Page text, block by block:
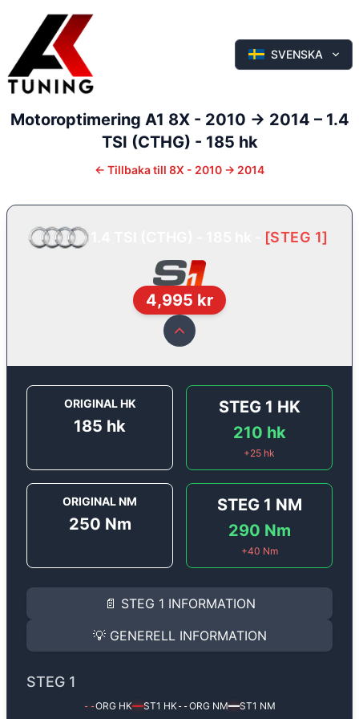
SVENSKA
Motoroptimering A1 8X - 2010 -> 2014 – 1.4
TSI (CTHG) - 185 hk
← Tillbaka till 8X - 2010 -> 2014
[STEG 1]
4,995 kr
ORIGINAL HK
185 hk
STEG 1 HK
210 hk
+25 hk
ORIGINAL NM
250 Nm
STEG 1 NM
290 Nm
+40 Nm
📄 STEG 1 INFORMATION
INFORMATION
Steg 1
Audi A1 1.4 TSI (CTHG) -
Effekten ökar från185 hktill210 hkoch
(+25 hk & +40 Nm).
Ger mer effekt, högre vridmoment, lägre
Steg 1 mjukvara justerar vi ett antal
💡 GENERELL INFORMATION
✅ All mjukvara är skräddarsydd för din bil
✅ Felsökning inann samt efter optimering
STEG 1
--ORG HK━━ST1 HK--ORG NM━━ST1 NM